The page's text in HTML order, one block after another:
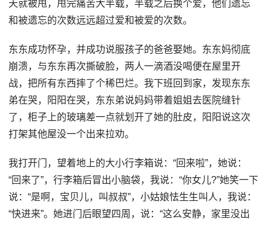
天就被甩，甩完痛苦大半载，半载之后换个爱，他们遗忘
和被遗忘的次数远远超过爱和被爱的次数。
东东成功怀孕，并成功说服孩子的爸爸娶她。东东妈彻底
崩溃，与东东再次撕破脸，两人一滴酒没喝便在屋里开
战，把所有东西摔了个稀巴烂。我下班回到家，发现东东
弟在哭，阳阳在哭，东东弟说妈妈带着姐姐去医院缝针
了，柜子上的玻璃差一点就划开了她的肚皮，阳阳说这次
打架其他屋没一个出来拉劝。
我打开门，望着地上的大小行李箱说：“回来啦”，她说：
“回来了”，行李箱后冒出小脑袋，我说：“你女儿?”她笑一下
说：“是啊，宝贝儿，叫叔叔”，小姑娘怯生生叫人，我说：
“快进来”。她进门后眼望四周，说：“这么安静，家里没出